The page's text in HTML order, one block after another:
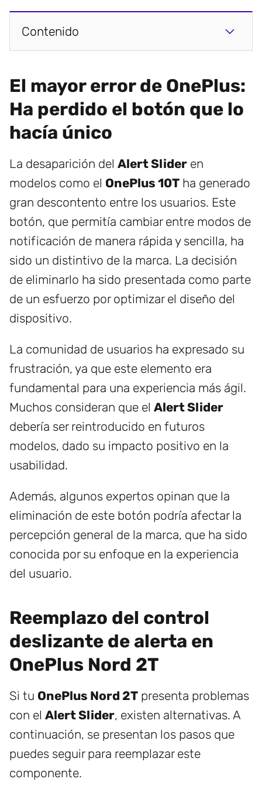
Contenido
El mayor error de OnePlus:
Ha perdido el botón que lo
hacía único
La desaparición del Alert Slider en
modelos como el OnePlus 10T ha generado
gran descontento entre los usuarios. Este
botón, que permitía cambiar entre modos de
notificación de manera rápida y sencilla, ha
sido un distintivo de la marca. La decisión
de eliminarlo ha sido presentada como parte
de un esfuerzo por optimizar el diseño del
dispositivo.
La comunidad de usuarios ha expresado su
frustración, ya que este elemento era
fundamental para una experiencia más ágil.
Muchos consideran que el Alert Slider
debería ser reintroducido en futuros
modelos, dado su impacto positivo en la
usabilidad.
Además, algunos expertos opinan que la
eliminación de este botón podría afectar la
percepción general de la marca, que ha sido
conocida por su enfoque en la experiencia
del usuario.
Reemplazo del control
deslizante de alerta en
OnePlus Nord 2T
Si tu OnePlus Nord 2T presenta problemas
con el Alert Slider, existen alternativas. A
continuación, se presentan los pasos que
puedes seguir para reemplazar este
componente.